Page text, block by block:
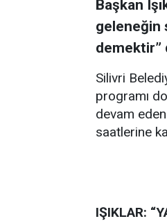
Başkan
geleneğin
demektir”
Silivri
programı
devam
saatlerine
IŞIKLAR: